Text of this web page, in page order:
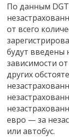
По данным
от всего
будут введены
зависимости
других
евро — за
или автобус.